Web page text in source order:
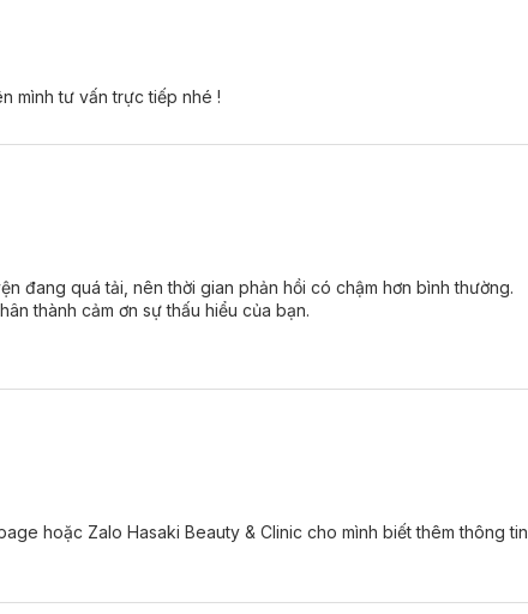
thử nghiệm trên động vật.
Soothing Micellar Water:
mình tư vấn trực tiếp nhé !
đang quá tải, nên thời gian phản hồi có chậm hơn bình thường.
thành cảm ơn sự thấu hiểu của bạn.
hoặc Zalo Hasaki Beauty & Clinic cho mình biết thêm thông tin